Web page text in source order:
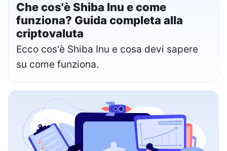
Che cos'è Shiba Inu e come
funziona? Guida completa alla
criptovaluta
Ecco cos'è Shiba Inu e cosa devi sapere
su come funziona.